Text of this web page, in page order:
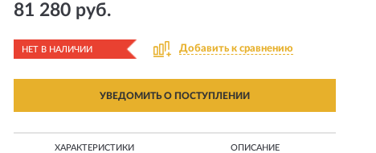
81 280 руб.
НЕТ В НАЛИЧИИ Добавить к сравнению
УВЕДОМИТЬ О ПОСТУПЛЕНИИ
ХАРАКТЕРИСТИКИ ОПИСАНИЕ